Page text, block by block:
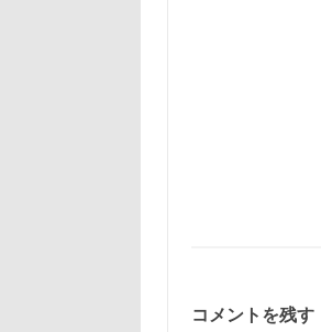
コメントを残す